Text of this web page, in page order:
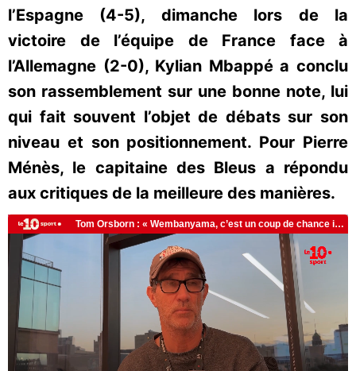
l’Espagne (4-5), dimanche lors de la
victoire de l’équipe de France face à
l’Allemagne (2-0), Kylian Mbappé a conclu
son rassemblement sur une bonne note, lui
qui fait souvent l’objet de débats sur son
niveau et son positionnement. Pour Pierre
Ménès, le capitaine des Bleus a répondu
aux critiques de la meilleure des manières.